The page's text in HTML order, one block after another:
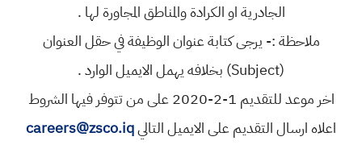
الجادرية او الكرادة والمناطق المجاورة لها .
ملاحظة :- يرجى كتابة عنوان الوظيفة في حقل العنوان
(Subject) بخلافه يهمل الايميل الوارد .
اخر موعد للتقديم 1-2-2020 على من تتوفر فيها الشروط
اعلاه ارسال التقديم على الايميل التاليcareers@zsco.iq